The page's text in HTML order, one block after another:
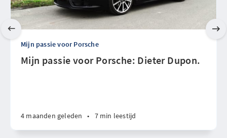
Mijn passie voor Porsche
Mijn passie voor Porsche: Dieter Dupon.
4 maanden geleden • 7 min leestijd